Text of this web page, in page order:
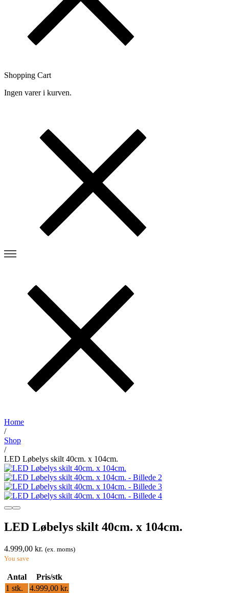
Shopping Cart
Ingen varer i kurven.
Home
/
Shop
/
LED Løbelys skilt 40cm. x 104cm.
LED Løbelys skilt 40cm. x 104cm.
4.999,00 kr. (ex. moms)
You save
Antal
Pris/stk
1 stk. 4.999,00 kr.